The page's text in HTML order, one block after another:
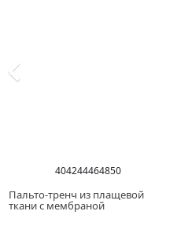
404244464850
Пальто-тренч из плащевой
ткани с мембраной